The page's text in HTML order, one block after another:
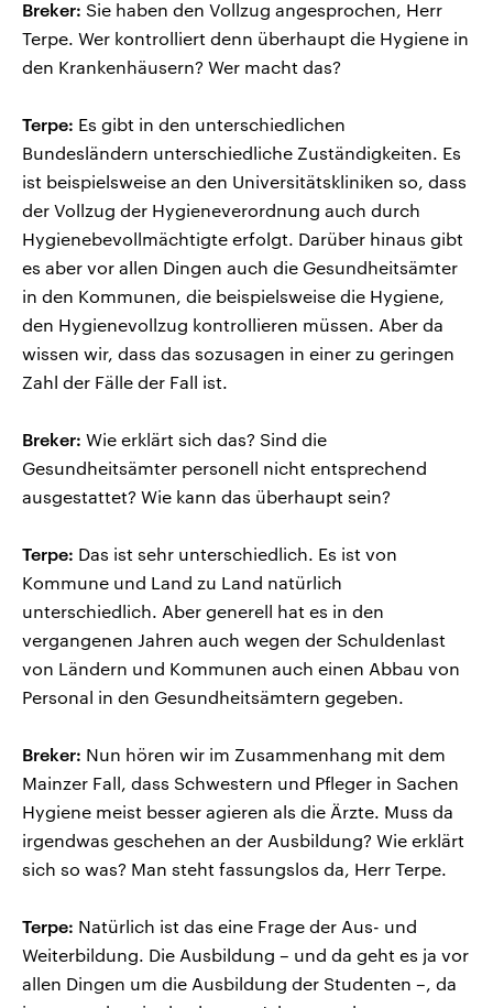
Breker: Sie haben den Vollzug angesprochen, Herr
Terpe. Wer kontrolliert denn überhaupt die Hygiene in
den Krankenhäusern? Wer macht das?
Terpe: Es gibt in den unterschiedlichen
Bundesländern unterschiedliche Zuständigkeiten. Es
ist beispielsweise an den Universitätskliniken so, dass
der Vollzug der Hygieneverordnung auch durch
Hygienebevollmächtigte erfolgt. Darüber hinaus gibt
es aber vor allen Dingen auch die Gesundheitsämter
in den Kommunen, die beispielsweise die Hygiene,
den Hygienevollzug kontrollieren müssen. Aber da
wissen wir, dass das sozusagen in einer zu geringen
Zahl der Fälle der Fall ist.
Breker: Wie erklärt sich das? Sind die
Gesundheitsämter personell nicht entsprechend
ausgestattet? Wie kann das überhaupt sein?
Terpe: Das ist sehr unterschiedlich. Es ist von
Kommune und Land zu Land natürlich
unterschiedlich. Aber generell hat es in den
vergangenen Jahren auch wegen der Schuldenlast
von Ländern und Kommunen auch einen Abbau von
Personal in den Gesundheitsämtern gegeben.
Breker: Nun hören wir im Zusammenhang mit dem
Mainzer Fall, dass Schwestern und Pfleger in Sachen
Hygiene meist besser agieren als die Ärzte. Muss da
irgendwas geschehen an der Ausbildung? Wie erklärt
sich so was? Man steht fassungslos da, Herr Terpe.
Terpe: Natürlich ist das eine Frage der Aus- und
Weiterbildung. Die Ausbildung – und da geht es ja vor
allen Dingen um die Ausbildung der Studenten –, da